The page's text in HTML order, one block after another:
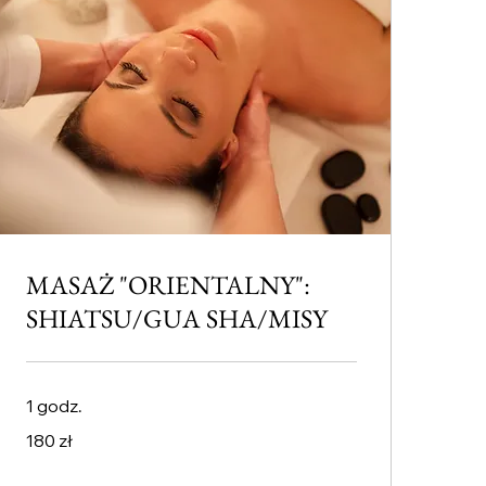
MASAŻ "ORIENTALNY":
SHIATSU/GUA SHA/MISY
1 godz.
złotych
180 zł